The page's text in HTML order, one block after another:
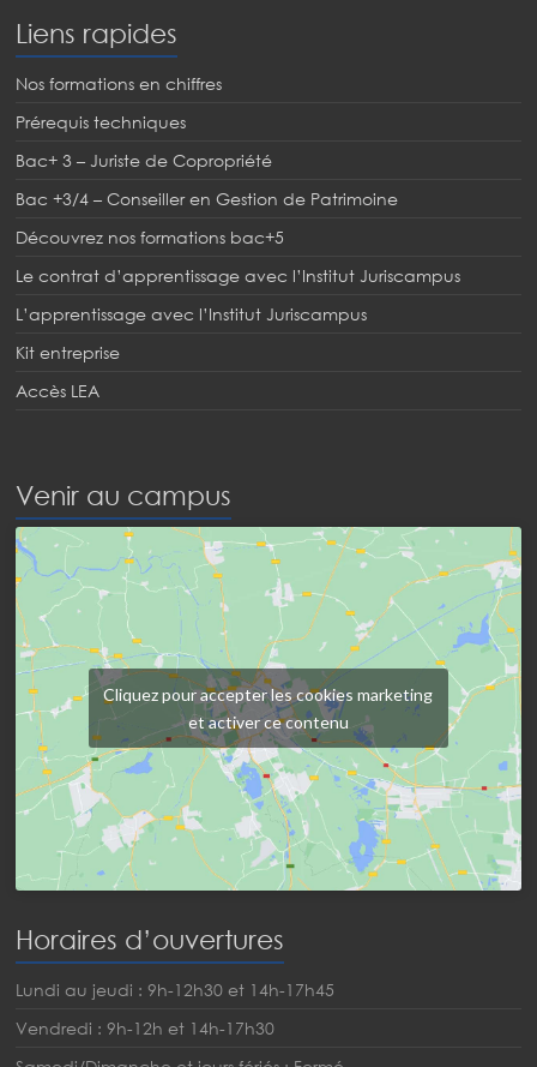
Liens rapides
Nos formations en chiffres
Prérequis techniques
Bac+ 3 – Juriste de Copropriété
Bac +3/4 – Conseiller en Gestion de Patrimoine
Découvrez nos formations bac+5
Le contrat d’apprentissage avec l’Institut Juriscampus
L’apprentissage avec l’Institut Juriscampus
Kit entreprise
Accès LEA
Venir au campus
Cliquez pour accepter les cookies marketing
et activer ce contenu
Horaires d’ouvertures
Lundi au jeudi : 9h-12h30 et 14h-17h45
Vendredi : 9h-12h et 14h-17h30